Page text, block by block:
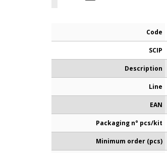
Code
SCIP
Description
Line
EAN
Packaging n° pcs/kit
Minimum order (pcs)